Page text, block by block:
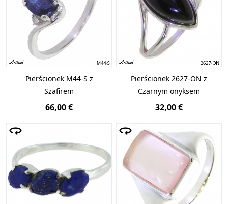
Pierścionek M44-S z
Szafirem
66,00 €
Pierścionek 2627-ON z
Czarnym onyksem
32,00 €